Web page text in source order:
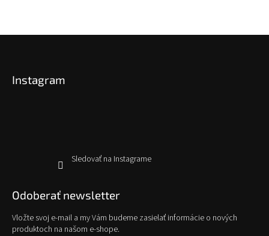
Instagram
Sledovať na Instagrame
Odoberať newsletter
Vložte svoj e-mail a my Vám budeme zasielať informácie o nových
produktoch na našom e-shope.